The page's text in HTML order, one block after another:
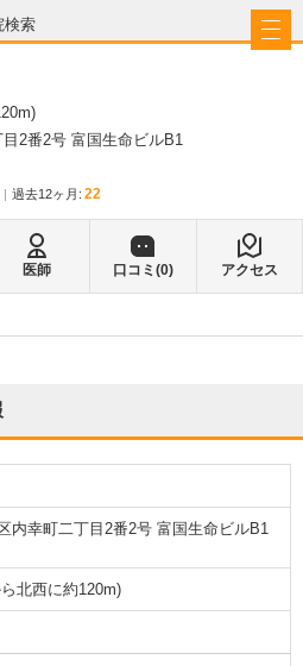
検索
)
2番2号 富国生命ビルB1
過去12ヶ月: 22
医師 口コミ(0) アクセス
内幸町二丁目2番2号 富国生命ビルB1
北西に約120m)